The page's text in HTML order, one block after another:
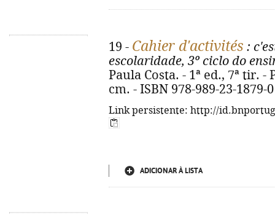
19 - Cahier d'activités :
escolaridade, 3º ciclo do
Paula Costa. - 1ª ed., 7ª tir. -
cm. - ISBN 978-989-23-1879-0
Link persistente: http://
ADICIONAR À LISTA